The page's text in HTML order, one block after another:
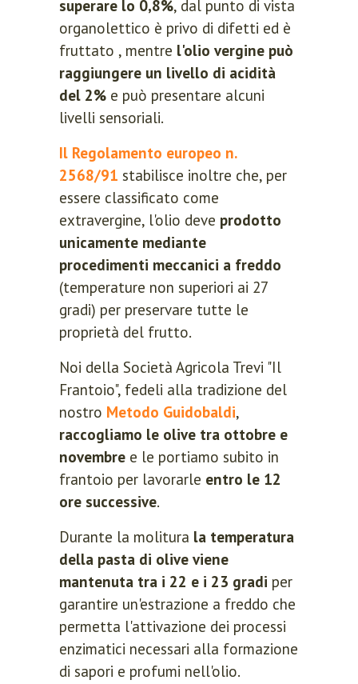
superare lo 0,8%, dal punto di vista
organolettico è privo di difetti ed è
fruttato , mentre l'olio vergine può
raggiungere un livello di acidità
del 2% e può presentare alcuni
livelli sensoriali.
Il Regolamento europeo n.
2568/91 stabilisce inoltre che, per
essere classificato come
extravergine, l'olio deve prodotto
unicamente mediante
procedimenti meccanici a freddo
(temperature non superiori ai 27
gradi) per preservare tutte le
proprietà del frutto.
Noi della Società Agricola Trevi "Il
Frantoio", fedeli alla tradizione del
nostro Metodo Guidobaldi,
raccogliamo le olive tra ottobre e
novembre e le portiamo subito in
frantoio per lavorarle entro le 12
ore successive.
Durante la molitura la temperatura
della pasta di olive viene
mantenuta tra i 22 e i 23 gradi per
garantire un'estrazione a freddo che
permetta l'attivazione dei processi
enzimatici necessari alla formazione
di sapori e profumi nell'olio.